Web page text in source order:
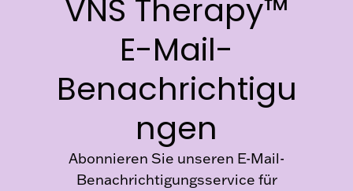
VNS Therapy™
E-Mail-
Benachrichtigu
ngen
Abonnieren Sie unseren E-Mail-
Benachrichtigungsservice für